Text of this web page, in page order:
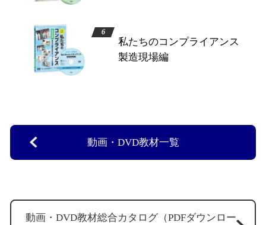
私たちのコンプライアンス
製造現場編
動画・DVD教材一覧
動画・DVD教材総合カタログ（PDFダウンロー